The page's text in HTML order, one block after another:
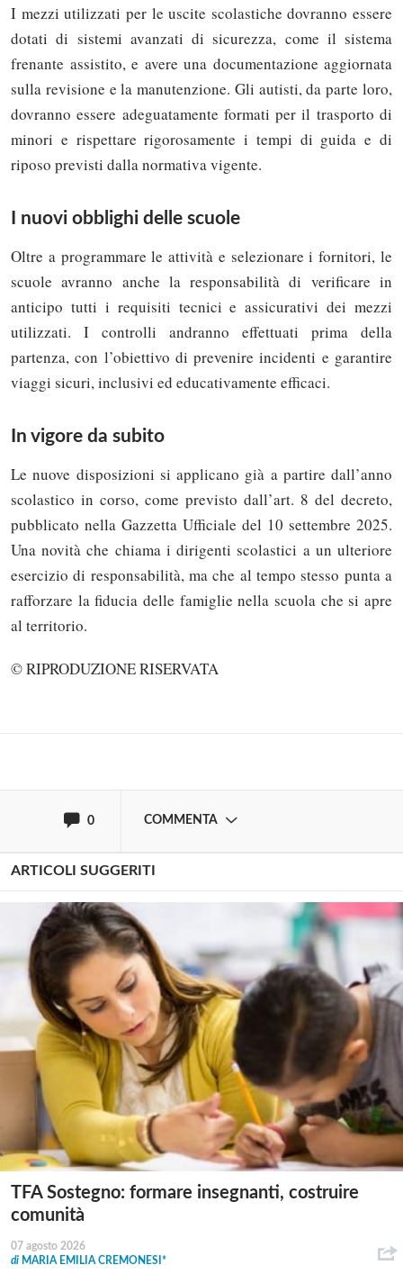
I mezzi utilizzati per le uscite scolastiche dovranno essere
dotati di sistemi avanzati di sicurezza, come il sistema
frenante assistito, e avere una documentazione aggiornata
sulla revisione e la manutenzione. Gli autisti, da parte loro,
dovranno essere adeguatamente formati per il trasporto di
minori e rispettare rigorosamente i tempi di guida e di
riposo previsti dalla normativa vigente.
I nuovi obblighi delle scuole
Oltre a programmare le attività e selezionare i fornitori, le
scuole avranno anche la responsabilità di verificare in
anticipo tutti i requisiti tecnici e assicurativi dei mezzi
utilizzati. I controlli andranno effettuati prima della
partenza, con l’obiettivo di prevenire incidenti e garantire
viaggi sicuri, inclusivi ed educativamente efficaci.
In vigore da subito
Le nuove disposizioni si applicano già a partire dall’anno
scolastico in corso, come previsto dall’art. 8 del decreto,
pubblicato nella Gazzetta Ufficiale del 10 settembre 2025.
Una novità che chiama i dirigenti scolastici a un ulteriore
esercizio di responsabilità, ma che al tempo stesso punta a
rafforzare la fiducia delle famiglie nella scuola che si apre
al territorio.
© RIPRODUZIONE RISERVATA
0 COMMENTA
Solo gli utenti registrati possono
ARTICOLI SUGGERITI
TFA Sostegno: formare insegnanti, costruire
comunità
07 agosto 2026
di MARIA EMILIA CREMONESI*